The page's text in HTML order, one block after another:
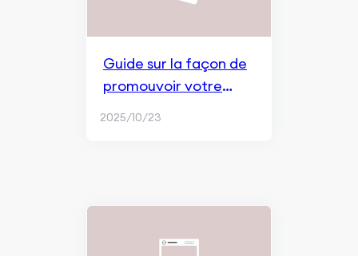
Guide sur la façon de
promouvoir votre
2025/10/23